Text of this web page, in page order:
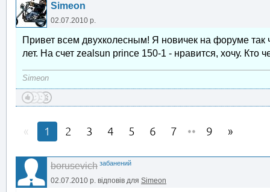
Simeon
02.07.2010 р.
Привет всем двухколесным! Я новичек на форуме так
лет. На счет zealsun prince 150-1 - нравится, хочу. Кто
Simeon
1 2 3 4 5 6 7 •• 9
borusevich забанений
02.07.2010 р. відповів для Simeon